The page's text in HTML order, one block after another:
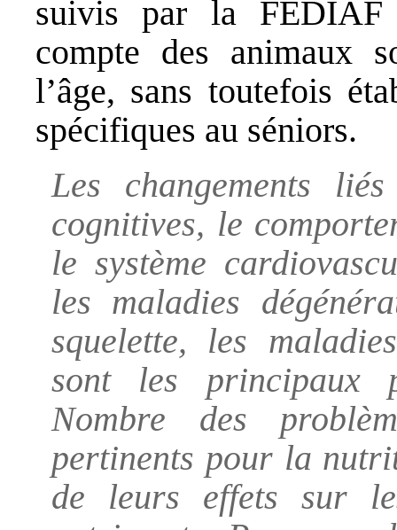
suivis par la FEDIAF
compte des animaux
l’âge, sans toutefois
spécifiques au séniors.
Les changements
cognitives, le
le système
les maladies
squelette, les
sont les principaux
Nombre des
pertinents pour la
de leurs effets sur